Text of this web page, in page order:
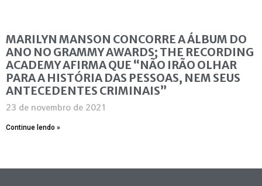
MARILYN MANSON CONCORRE A ÁLBUM DO
ANO NO GRAMMY AWARDS; THE RECORDING
ACADEMY AFIRMA QUE “NÃO IRÃO OLHAR
PARA A HISTÓRIA DAS PESSOAS, NEM SEUS
ANTECEDENTES CRIMINAIS”
23 de novembro de 2021
Continue lendo »